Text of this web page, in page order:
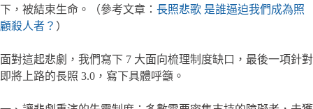
下，被結束生命。（參考文章： 長照悲歌 是誰逼迫我們成為照
顧殺人者？ ）
面對這起悲劇，我們寫下 7 大面向梳理制度缺口，最後一項針對
即將上路的長照 3.0，寫下具體呼籲。